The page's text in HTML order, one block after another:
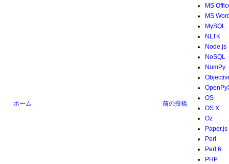
前の投稿
ホーム
MS
MS Word
MySQL
NLTK
Node.js
NoSQL
NumPy
OS
OS X
Oz
Paper.js
Perl
Perl 6
PHP